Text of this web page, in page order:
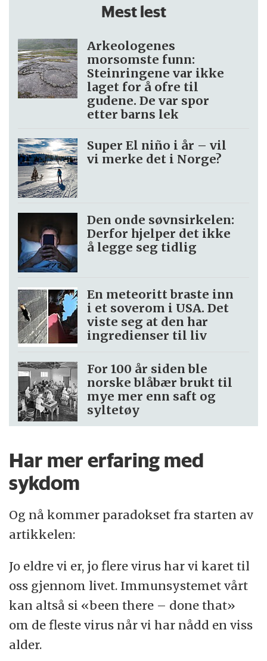
Mest lest
Arkeologenes
morsomste funn:
Steinringene var ikke
laget for å ofre til
gudene. De var spor
etter barns lek
Super El niño i år – vil
vi merke det i Norge?
Den onde søvnsirkelen:
Derfor hjelper det ikke
å legge seg tidlig
En meteoritt braste inn
i et soverom i USA. Det
viste seg at den har
ingredienser til liv
For 100 år siden ble
norske blåbær brukt til
mye mer enn saft og
syltetøy
Har mer erfaring med
sykdom
Og nå kommer paradokset fra starten av
artikkelen:
Jo eldre vi er, jo flere virus har vi karet til
oss gjennom livet. Immunsystemet vårt
kan altså si «been there – done that»
om de fleste virus når vi har nådd en viss
alder.